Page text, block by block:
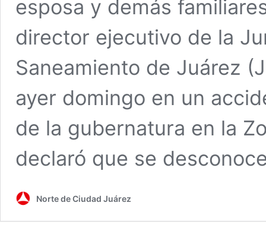
esposa y demás
director ejecutivo de la
Saneamiento de Juárez
ayer domingo en un
de la gubernatura en la
declaró que se
Norte de Ciudad Juárez